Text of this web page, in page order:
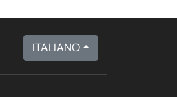
ITALIANO